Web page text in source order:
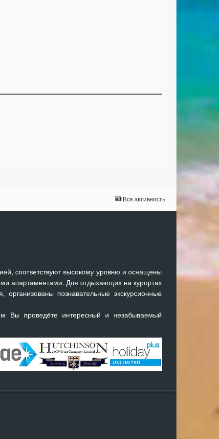
Вся активность
соответствуют высокому уровню и оснащены
апартаментами. Для отдыхающих на курортах
организованы познавательные экскурсионные
Вы проведёте интересный и незабываемый